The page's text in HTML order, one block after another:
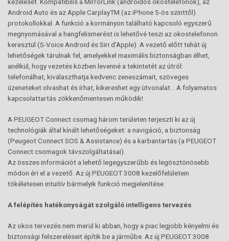
Android Auto és az Apple CarplayTM (az iPhone 5-ös szinttől)
protokollokkal. A funkció a kormányon található kapcsoló egyszerű
megnyomásával a hangfelismerést is lehetővé teszi az okostelefonon
keresztül (S-Voice Android és Siri d’Apple). A vezető előtt tehát új
lehetőségek tárulnak fel, amelyekkel maximális biztonságban élhet,
anélkül, hogy vezetés közben levenné a tekintetét az útról:
telefonálhat, kiválaszthatja kedvenc zeneszámait, szöveges
üzeneteket olvashat és írhat, kikereshet egy útvonalat… A folyamatos
kapcsolattartás zökkenőmentesen működik!
A PEUGEOT Connect csomag három területen terjeszti ki az új
technológiák által kínált lehetőségeket: a navigáció, a biztonság
(Peugeot Connect SOS & Assistance) és a karbantartás (a PEUGEOT
Connect csomagok távszolgáltatásai).
Az összes információt a lehető legegyszerűbb és legösztönösebb
módon éri el a vezető. Az új PEUGEOT 3008 kezelőfelületein
tökéletesen intuitív bármelyik funkció megjelenítése.
A felépítés hatékonyságát szolgáló intelligens tervezés
Az okos tervezés nem merül ki abban, hogy a piac legjobb kényelmi és
biztonsági felszereléseit építik be a járműbe. Az új PEUGEOT 3008